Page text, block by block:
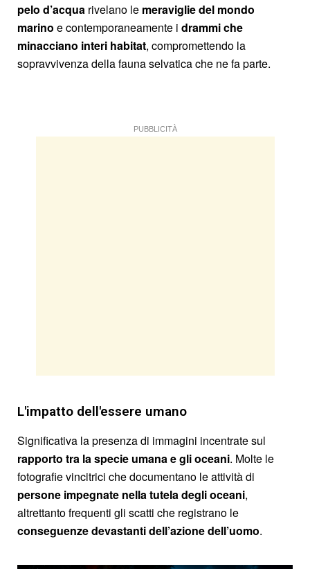
pelo d’acqua rivelano le meraviglie del mondo
marino e contemporaneamente i drammi che
minacciano interi habitat, compromettendo la
sopravvivenza della fauna selvatica che ne fa parte.
PUBBLICITÀ
L'impatto dell'essere umano
Significativa la presenza di immagini incentrate sul
rapporto tra la specie umana e gli oceani. Molte le
fotografie vincitrici che documentano le attività di
persone impegnate nella tutela degli oceani,
altrettanto frequenti gli scatti che registrano le
conseguenze devastanti dell’azione dell’uomo.